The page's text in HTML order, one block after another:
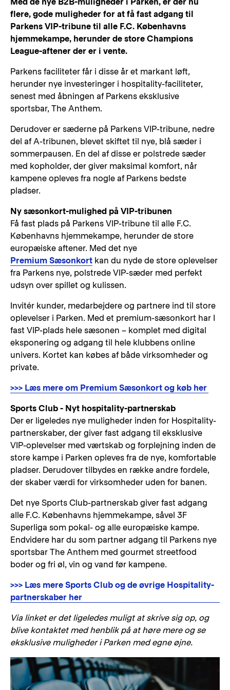
flere, gode muligheder for at få fast adgang til
Parkens VIP-tribune til alle F.C. Københavns
hjemmekampe, herunder de store Champions
League-aftener der er i vente.
Parkens faciliteter får i disse år et markant løft,
herunder nye investeringer i hospitality-faciliteter,
senest med åbningen af Parkens eksklusive
sportsbar, The Anthem.
Derudover er sæderne på Parkens VIP-tribune, nedre
del af A-tribunen, blevet skiftet til nye, blå sæder i
sommerpausen. En del af disse er polstrede sæder
med kopholder, der giver maksimal komfort, når
kampene opleves fra nogle af Parkens bedste
pladser.
Ny sæsonkort-mulighed på VIP-tribunen
Få fast plads på Parkens VIP-tribune til alle F.C.
Københavns hjemmekampe, herunder de store
europæiske aftener. Med det nye
Premium Sæsonkort kan du nyde de store oplevelser
fra Parkens nye, polstrede VIP-sæder med perfekt
udsyn over spillet og kulissen.
Invitér kunder, medarbejdere og partnere ind til store
oplevelser i Parken. Med et premium-sæsonkort har I
fast VIP-plads hele sæsonen – komplet med digital
eksponering og adgang til hele klubbens online
univers. Kortet kan købes af både virksomheder og
private.
>>> Læs mere om Premium Sæsonkort og køb her
Sports Club - Nyt hospitality-partnerskab
Der er ligeledes nye muligheder inden for Hospitality-
partnerskaber, der giver fast adgang til eksklusive
VIP-oplevelser med værtskab og forplejning inden de
store kampe i Parken opleves fra de nye, komfortable
pladser. Derudover tilbydes en række andre fordele,
der skaber værdi for virksomheder uden for banen.
Det nye Sports Club-partnerskab giver fast adgang
alle F.C. Københavns hjemmekampe, såvel 3F
Superliga som pokal- og alle europæiske kampe.
Endvidere har du som partner adgang til Parkens nye
sportsbar The Anthem med gourmet streetfood
boder og fri øl, vin og vand før kampene.
>>> Læs mere Sports Club og de øvrige Hospitality-
partnerskaber her
Via linket er det ligeledes muligt at skrive sig op, og
blive kontaktet med henblik på at høre mere og se
eksklusive muligheder i Parken med egne øjne.